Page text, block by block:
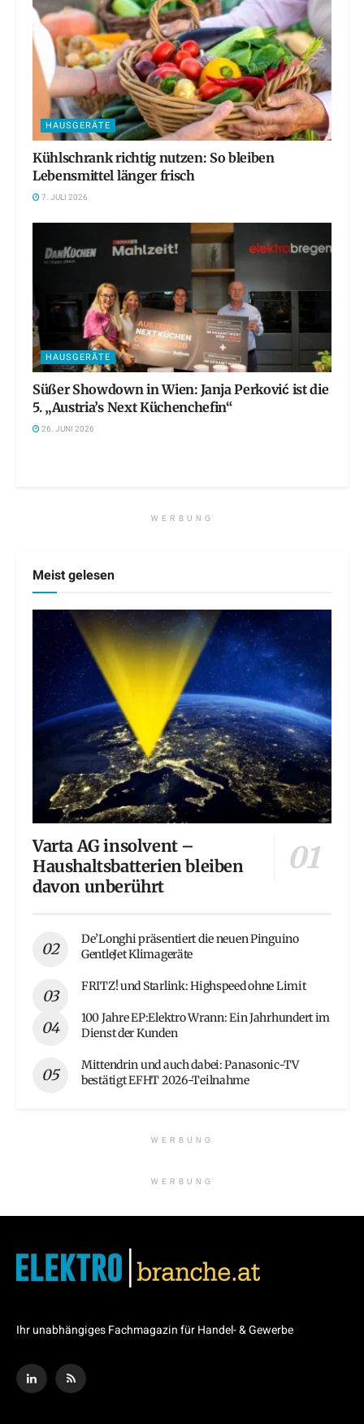
HAUSGERÄTE
Kühlschrank richtig nutzen: So bleiben
Lebensmittel länger frisch
7. JULI 2026
HAUSGERÄTE
Süßer Showdown in Wien: Janja Perković ist die
5. „Austria’s Next Küchenchefin“
26. JUNI 2026
WERBUNG
Meist gelesen
Varta AG insolvent –
Haushaltsbatterien bleiben
davon unberührt
De’Longhi präsentiert die neuen Pinguino
GentleJet Klimageräte
FRITZ! und Starlink: Highspeed ohne Limit
100 Jahre EP:Elektro Wrann: Ein Jahrhundert im
Dienst der Kunden
Mittendrin und auch dabei: Panasonic-TV
bestätigt EFHT 2026-Teilnahme
WERBUNG
WERBUNG
Ihr unabhängiges Fachmagazin für Handel- & Gewerbe